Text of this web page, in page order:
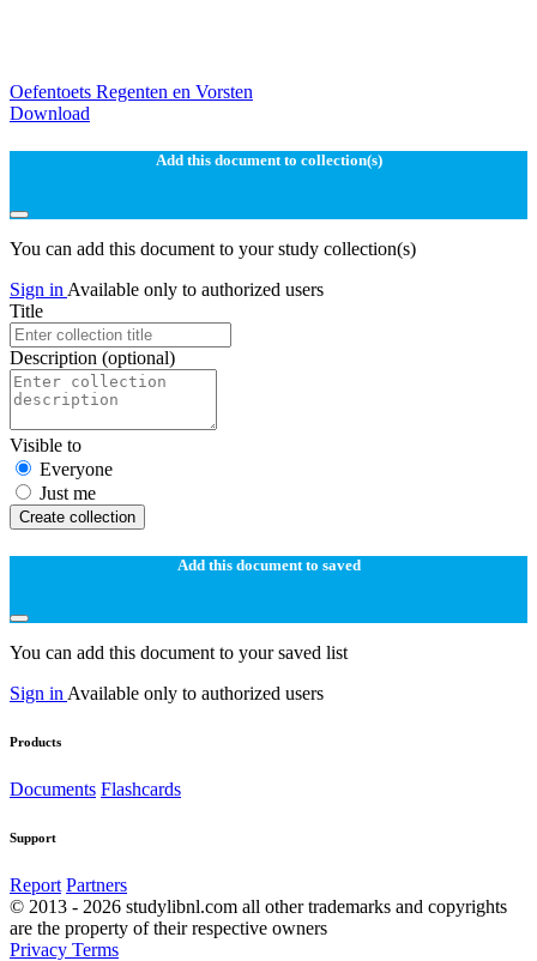
Oefentoets Regenten en Vorsten
Download
Add this document to collection(s)
You can add this document to your study collection(s)
Sign in Available only to authorized users
Title
Description (optional)
Visible to
Everyone
Just me
Create collection
Add this document to saved
You can add this document to your saved list
Sign in Available only to authorized users
Products
Documents Flashcards
Support
Report Partners
© 2013 - 2026 studylibnl.com all other trademarks and copyrights
are the property of their respective owners
Privacy Terms